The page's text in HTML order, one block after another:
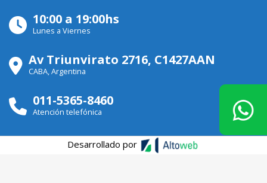
10:00 a 19:00hs
Lunes a Viernes
Av Triunvirato 2716, C1427AAN
CABA, Argentina
011-5365-8460
Atención telefónica
Desarrollado por